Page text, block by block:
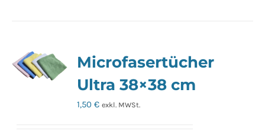
Microfasertücher
Ultra 38×38 cm
1,50€ exkl. MWSt.